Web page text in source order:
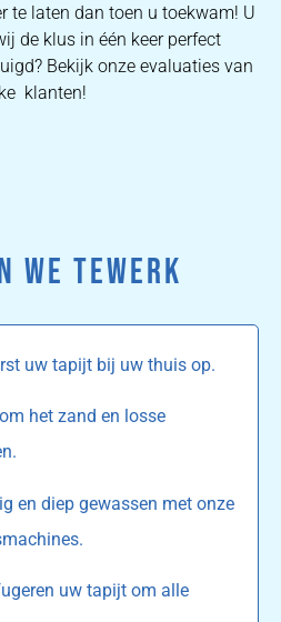
te laten dan toen u toekwam! U
de klus in één keer perfect
Bekijk onze evaluaties van
klanten!
WE TEWERK
uw tapijt bij uw thuis op.
het zand en losse
en diep gewassen met onze
uw tapijt om alle